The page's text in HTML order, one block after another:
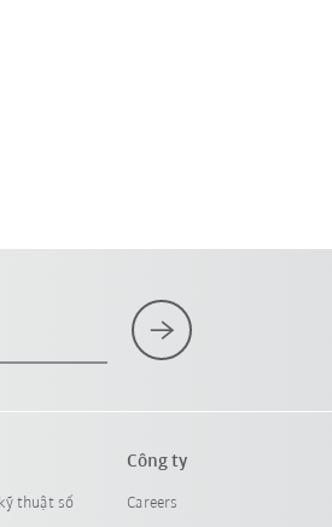
thuật số
Công ty
Careers